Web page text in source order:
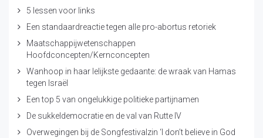
5 lessen voor links
Een standaardreactie tegen alle pro-abortus retoriek
Maatschappijwetenschappen
Hoofdconcepten/Kernconcepten
Wanhoop in haar lelijkste gedaante: de wraak van Hamas
tegen Israël
Een top 5 van ongelukkige politieke partijnamen
De sukkeldemocratie en de val van Rutte IV
Overwegingen bij de Songfestivalzin ‘I don’t believe in God